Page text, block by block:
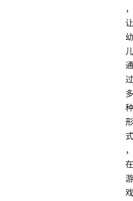
，
让
幼
儿
通
过
多
种
形
式
，
在
游
戏